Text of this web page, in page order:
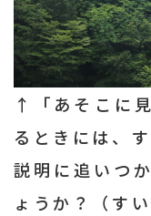
↑「あそこに
るときには、
説明に追いつ
ょうか？（す